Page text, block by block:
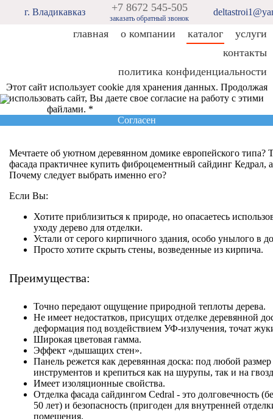
г. Владикавказ +7 8672 545-505
заказать обратный звонок
главная о компании каталог
услуги
контакты
политика конфиденциальности
Этот сайт использует cookie для хранения данных. Продолжая
использовать сайт, Вы даете свое согласие на работу с этими
файлами. *
Согласен
Мечтаете об уютном деревянном домике европейского типа?
фасада практичнее купить фиброцементный сайдинг Кедрал,
Почему следует выбрать именно его?
Если Вы:
Хотите приблизиться к природе, но опасаетесь
уходу дерево для отделки.
Устали от серого кирпичного здания, особо унылого в
Просто хотите скрыть стены, возведенные из кирпича.
Преимущества:
Точно передают ощущение природной теплоты дерева.
Не имеет недостатков, присущих отделке деревянной
деформация под воздействием УФ-излучения, точат
Широкая цветовая гамма.
Эффект «дышащих стен».
Панель режется как деревянная доска: под любой
инструментов и крепиться как на шурупы, так и на
Имеет изоляционные свойства.
Отделка фасада сайдингом Cedral - это долговечность
50 лет) и безопасность (пригоден для внутренней
помещения.